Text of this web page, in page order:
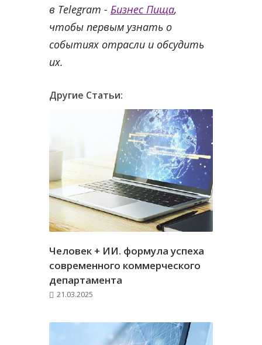
в Telegram - Бизнес Пища,
чтобы первым узнать о
событиях отрасли и обсудить
их.
Другие Статьи:
Человек + ИИ. формула успеха
современного коммерческого
департамента
21.03.2025